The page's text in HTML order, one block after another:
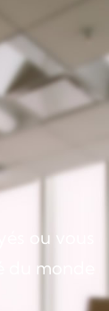
ou vous
du monde